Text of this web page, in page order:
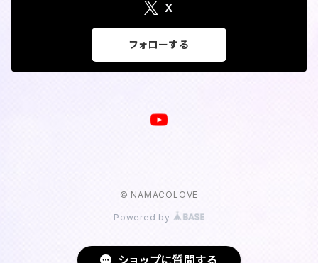
X
フォローする
© NAMACOLOVE
Powered by
ショップに質問する